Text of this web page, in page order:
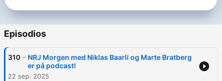
Episodios
310 - NRJ Morgen med Niklas Baarli og Marte Bratberg
er på podcast!
22 sep. 2025